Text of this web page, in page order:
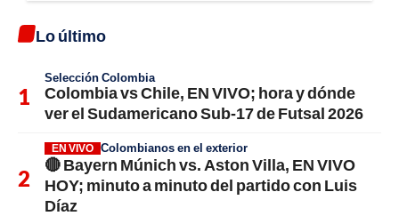
Lo último
Selección Colombia
Colombia vs Chile, EN VIVO; hora y dónde
ver el Sudamericano Sub-17 de Futsal 2026
EN VIVO Colombianos en el exterior
🔴 Bayern Múnich vs. Aston Villa, EN VIVO
HOY; minuto a minuto del partido con Luis
Díaz